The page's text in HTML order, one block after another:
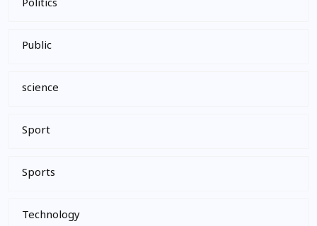
Politics
Public
science
Sport
Sports
Technology